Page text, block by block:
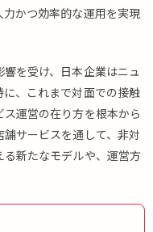
かつ効率的な運用を実現
を受け、日本企業はニュ
、これまで対面での接触
運営の在り方を根本から
サービスを通して、非対
新たなモデルや、運営方